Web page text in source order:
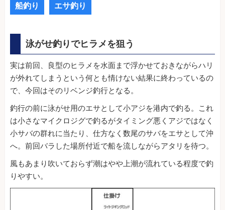
船釣り エサ釣り
泳がせ釣りでヒラメを狙う
実は前回、良型のヒラメを水面まで浮かせておきながらハリ
が外れてしまうという何とも情けない結果に終わっているの
で、今回はそのリベンジ釣行となる。
釣行の前に泳がせ用のエサとして小アジを港内で釣る。これ
は小さなマイクロジグで釣るがタイミング悪くアジではなく
小サバの群れに当たり、仕方なく数尾のサバをエサとして沖
へ。前回バラした場所付近で船を流しながらアタリを待つ。
風もあまり吹いておらず潮はやや上潮が流れている程度で釣
りやすい。